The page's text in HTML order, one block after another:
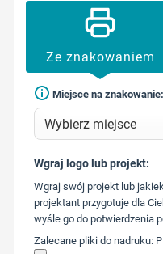
Ze znakowaniem
Miejsce na znakowanie:
217
Wgraj logo lub projekt:
Wgraj swój projekt lub
projektant przygotuje dla
wyśle go do potwierdzenia
Zalecane pliki do nadruku: